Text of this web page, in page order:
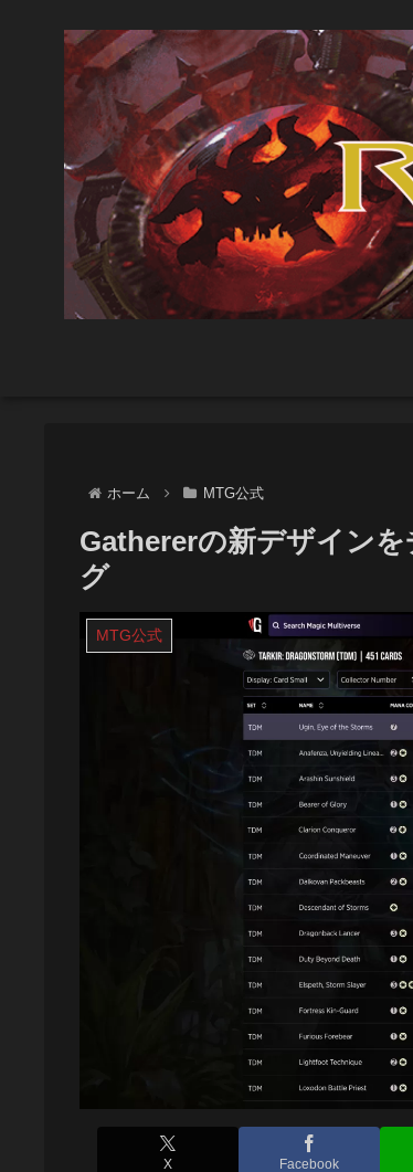
ホーム MTG公式
Gathererの新デザイン
グ
MTG公式
X Facebook